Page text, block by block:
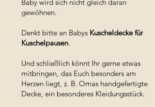
Baby wird sich nicht gleich daran
gewöhnen.
Denkt bitte an BabysKuscheldecke für
Kuschelpausen.
Und schließlich könnt Ihr gerne etwas
mitbringen, das Euch besonders am
Herzen liegt, z. B. Omas handgefertigte
Decke, ein besonderes Kleidungsstück.